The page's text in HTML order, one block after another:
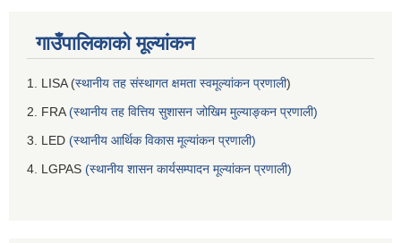
गाउँपालिकाको मूल्यांकन
1. LISA (स्थानीय तह संस्थागत क्षमता स्वमूल्यांकन प्रणाली)
2. FRA(स्थानीय तह वित्तिय सुशासन जोखिम मुल्याङ्कन प्रणाली)
3. LED (स्थानीय आर्थिक विकास मूल्यांकन प्रणाली)
4. LGPAS (स्थानीय शासन कार्यसम्पादन मूल्यांकन प्रणाली)